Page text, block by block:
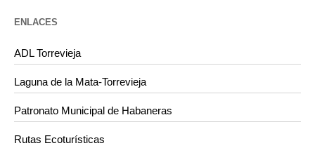
ENLACES
ADL Torrevieja
Laguna de la Mata-Torrevieja
Patronato Municipal de Habaneras
Rutas Ecoturísticas